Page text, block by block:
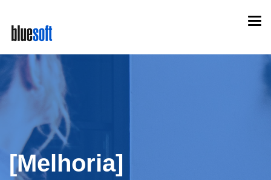
main
[Melhoria]